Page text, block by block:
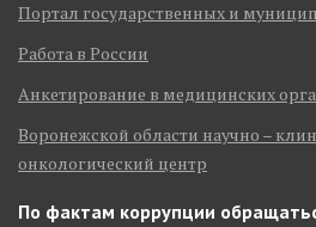
Портал государственных и
Работа в России
Анкетирование в медицинских
Воронежской области научно –
онкологический центр
По фактам коррупции